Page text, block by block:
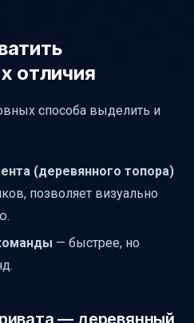
отличия
способа выделить и
(деревянного топора)
позволяет визуально
— быстрее, но